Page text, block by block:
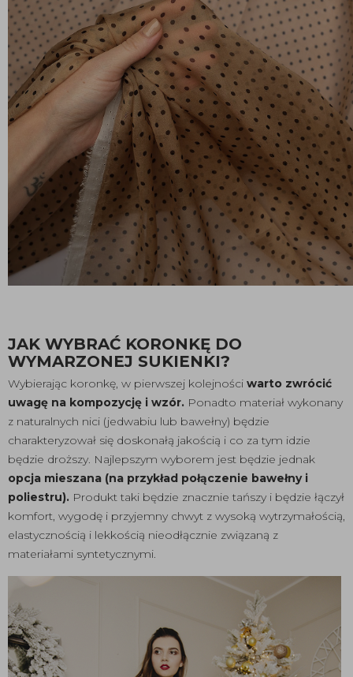
JAK WYBRAĆ KORONKĘ DO
WYMARZONEJ SUKIENKI?
Wybierając koronkę, w pierwszej kolejności warto zwrócić
uwagę na kompozycję i wzór. Ponadto materiał wykonany
z naturalnych nici (jedwabiu lub bawełny) będzie
charakteryzował się doskonałą jakością i co za tym idzie
będzie droższy. Najlepszym wyborem jest będzie jednak
opcja mieszana (na przykład połączenie bawełny i
poliestru). Produkt taki będzie znacznie tańszy i będzie łączył
komfort, wygodę i przyjemny chwyt z wysoką wytrzymałością,
elastycznością i lekkością nieodłącznie związaną z
materiałami syntetycznymi.